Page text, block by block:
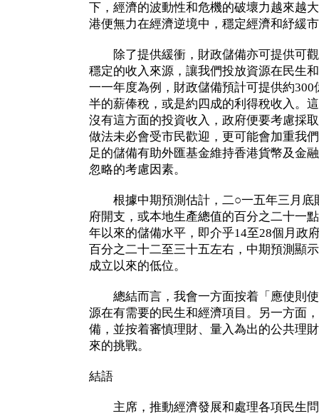
下，經濟的波動性和危機的破壞力越來越
港便無力在經濟逆境中，穩定經濟和紓緩
除了提供緩衝，財政儲備亦可提供可觀
穩定的收入來源，讓我們投放資源在民生
一一年度為例，財政儲備預計可提供約
半的薪俸稅，或是約四成的利得稅收入。
沒有這方面的投資收入，政府便要考慮採
做法未必會受市民歡迎，更可能會加重我
足的儲備有助外匯基金維持香港貨幣及金
忽略的考慮因素。
根據中期預測估計，二○一五年三月底
府開支，或本地生產總值的百分之二十一
年以來的儲備水平，即介乎14至28個月政
百分之二十二至三十五左右，中期預測顯
成立以來的低位。
總結而言，我會一方面按着「應使則使
源在有需要的民生和經濟項目。另一方面
備，並按着審慎理財、量入為出的公共理
來的挑戰。
結語
主席，推動經濟發展和處理各項民生問